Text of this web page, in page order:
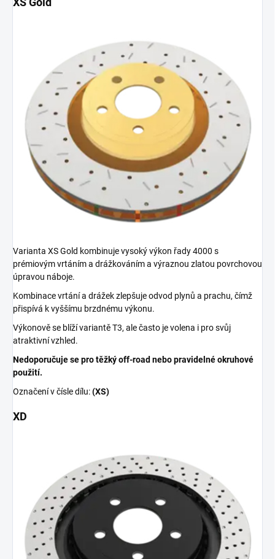
Varianta XS Gold kombinuje vysoký výkon řady 4000 s
prémiovým vrtáním a drážkováním a výraznou zlatou povrchovou
úpravou náboje.
Kombinace vrtání a drážek zlepšuje odvod plynů a prachu, čímž
přispívá k vyššímu brzdnému výkonu.
Výkonově se blíží variantě T3, ale často je volena i pro svůj
atraktivní vzhled.
Nedoporučuje se pro těžký off-road nebo pravidelné okruhové
použití.
Označení v čísle dílu:(XS)
XD